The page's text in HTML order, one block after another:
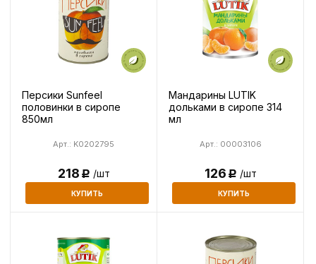
Персики Sunfeel
половинки в сиропе
850мл
Арт.: K0202795
218Р /шт
КУПИТЬ
Мандарины LUTIK
дольками в сиропе 314
мл
Арт.: 00003106
126Р /шт
КУПИТЬ